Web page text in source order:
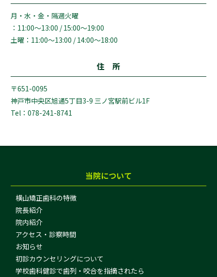
月・水・金・隔週火曜
：11:00～13:00 / 15:00～19:00
土曜：11:00～13:00 / 14:00～18:00
住 所
〒651-0095
神戸市中央区旭通5丁目3-9 三ノ宮駅前ビル1F
Tel：078-241-8741
当院について
横山矯正歯科の特徴
院長紹介
院内紹介
アクセス・診察時間
お知らせ
初診カウンセリングについて
学校歯科健診で歯列・咬合を指摘されたら